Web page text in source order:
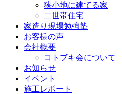
狭小地に建てる家
二世帯住宅
家造り現場勉強塾
お客様の声
会社概要
コトブキ会について
お知らせ
イベント
施工レポート